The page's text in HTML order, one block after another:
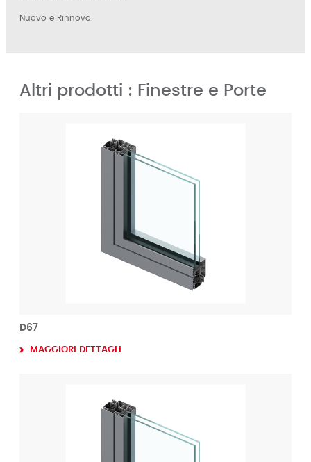
Nuovo e Rinnovo.
Altri prodotti : Finestre e Porte
D67
MAGGIORI DETTAGLI